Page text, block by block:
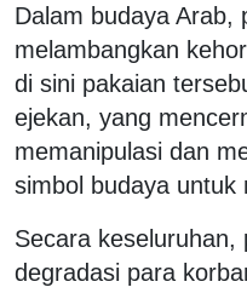
Dalam budaya Arab,
melambangkan
di sini pakaian
ejekan, yang
memanipulasi dan
simbol budaya untuk
Secara keseluruhan,
degradasi para